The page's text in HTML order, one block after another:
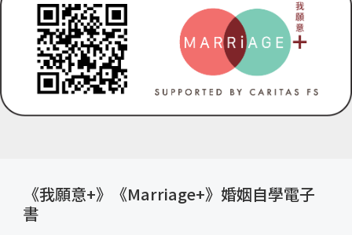
《我願意+》《Marriage+》婚姻自學電子
書